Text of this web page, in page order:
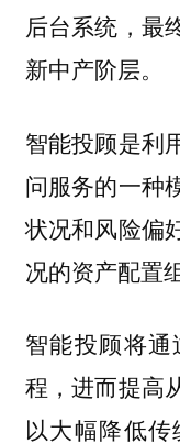
后台系统，最
新中产阶层。
智能投顾是利
问服务的一种
状况和风险偏
况的资产配置
智能投顾将
程，进而提高
以大幅降低